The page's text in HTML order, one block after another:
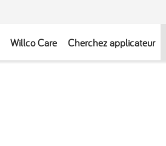
Willco Care Cherchez applicateur